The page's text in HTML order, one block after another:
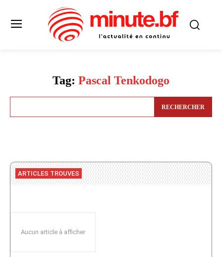
Tag: Pascal Tenkodogo
RECHERCHER
ARTICLES TROUVES
Aucun article à afficher